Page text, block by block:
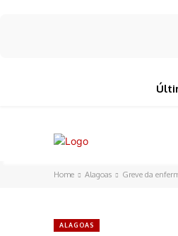
Home Alagoas Greve da
ALAGOAS